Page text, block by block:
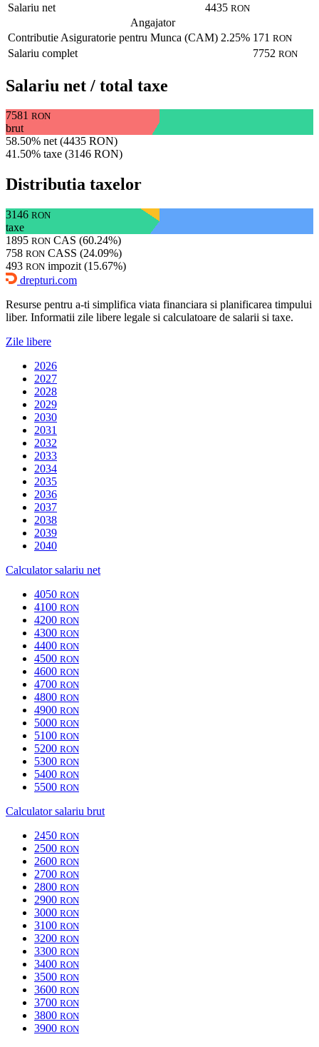
Salariu net 4435 RON
Angajator
Contributie Asiguratorie pentru Munca (CAM) 2.25% 171 RON
Salariu complet 7752 RON
Salariu net / total taxe
7581 RON
brut
58.50% net (4435 RON)
41.50% taxe (3146 RON)
Distributia taxelor
3146 RON
taxe
1895 RON CAS (60.24%)
758 RON CASS (24.09%)
493 RON impozit (15.67%)
drepturi.com
Resurse pentru a-ti simplifica viata financiara si planificarea timpului
liber. Informatii zile libere legale si calculatoare de salarii si taxe.
Zile libere
2026
2027
2028
2029
2030
2031
2032
2033
2034
2035
2036
2037
2038
2039
2040
Calculator salariu net
4050 RON
4100 RON
4200 RON
4300 RON
4400 RON
4500 RON
4600 RON
4700 RON
4800 RON
4900 RON
5000 RON
5100 RON
5200 RON
5300 RON
5400 RON
5500 RON
Calculator salariu brut
2450 RON
2500 RON
2600 RON
2700 RON
2800 RON
2900 RON
3000 RON
3100 RON
3200 RON
3300 RON
3400 RON
3500 RON
3600 RON
3700 RON
3800 RON
3900 RON